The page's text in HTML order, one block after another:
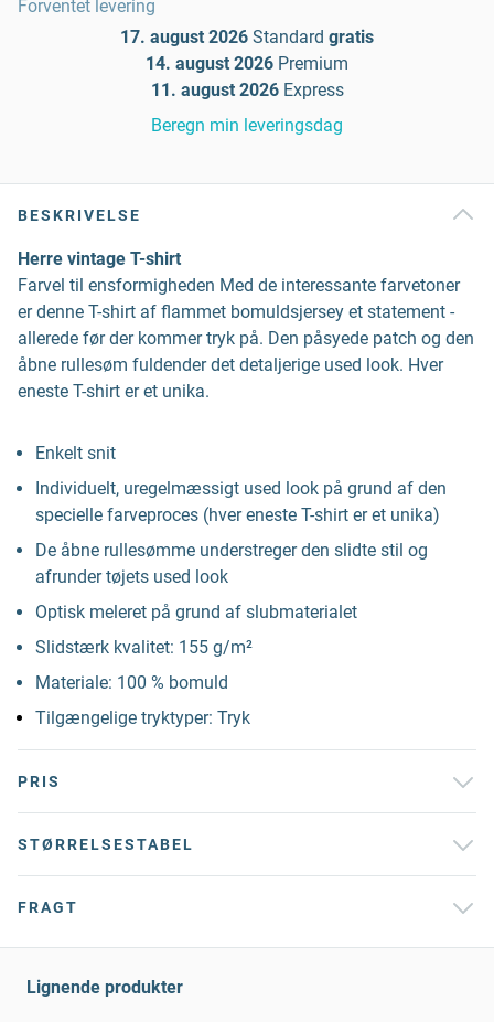
Forventet levering
17. august 2026 Standard gratis
14. august 2026 Premium
11. august 2026 Express
Beregn min leveringsdag
BESKRIVELSE
Herre vintage T-shirt
Farvel til ensformigheden Med de interessante farvetoner
er denne T-shirt af flammet bomuldsjersey et statement -
allerede før der kommer tryk på. Den påsyede patch og den
åbne rullesøm fuldender det detaljerige used look. Hver
eneste T-shirt er et unika.
Enkelt snit
Individuelt, uregelmæssigt used look på grund af den
specielle farveproces (hver eneste T-shirt er et unika)
De åbne rullesømme understreger den slidte stil og
afrunder tøjets used look
Optisk meleret på grund af slubmaterialet
Slidstærk kvalitet: 155 g/m²
Materiale: 100 % bomuld
Tilgængelige tryktyper: Tryk
PRIS
STØRRELSESTABEL
FRAGT
Lignende produkter